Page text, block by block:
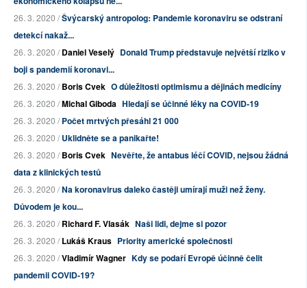
26. 3. 2020 /Švýcarský antropolog: Pandemie koronaviru se odstraní
detekcí nakaž...
26. 3. 2020 /Daniel Veselý Donald Trump představuje největší riziko v
boji s pandemií koronavi...
26. 3. 2020 /Boris Cvek O důležitosti optimismu a dějinách medicíny
26. 3. 2020 /Michal Giboda Hledají se účinné léky na COVID-19
26. 3. 2020 /Počet mrtvých přesáhl 21 000
26. 3. 2020 /Uklidněte se a panikařte!
26. 3. 2020 /Boris Cvek Nevěřte, že antabus léčí COVID, nejsou žádná
data z klinických testů
26. 3. 2020 /Na koronavirus daleko častěji umírají muži než ženy.
Důvodem je kou...
26. 3. 2020 /Richard F. Vlasák Naši lidi, dejme si pozor
26. 3. 2020 /Lukáš Kraus Priority americké společnosti
26. 3. 2020 /Vladimír Wagner Kdy se podaří Evropě účinně čelit
pandemii COVID-19?